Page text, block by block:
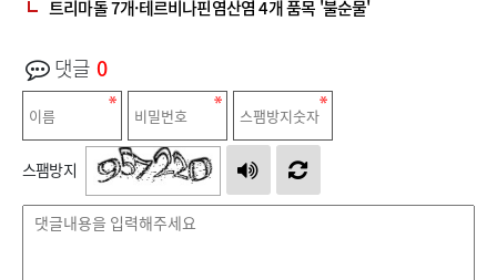
트리마돌 7개·테르비나핀염산염 4개 품목 '불순물'
댓글 0
스팸방지